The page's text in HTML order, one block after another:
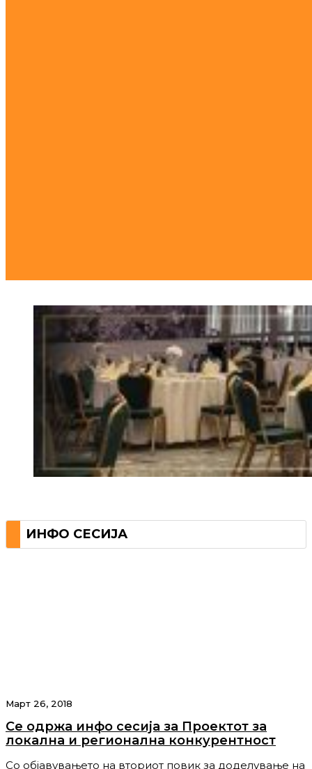
ИНФО СЕСИЈА
Март 26, 2018
Се одржа инфо сесија за Проектот за
локална и регионална конкурентност
Со објавувањето на вториот повик за доделување на